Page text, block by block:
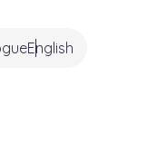
English